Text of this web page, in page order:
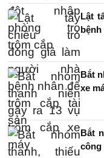
Lật
bệnh
Bắt
xe
Bắt
công